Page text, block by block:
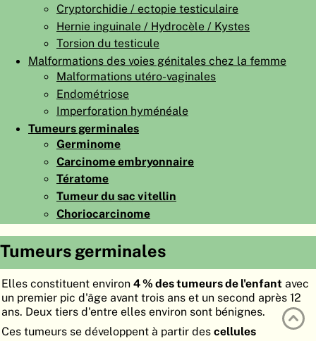
ORGANOGÉNÈSE
ATLAS
RECHERCHER
Cryptorchidie / ectopie testiculaire
Hernie inguinale / Hydrocèle / Kystes
Torsion du testicule
Malformations des voies génitales chez la femme
Malformations utéro-vaginales
Endométriose
Imperforation hyménéale
Tumeurs germinales
Germinome
Carcinome embryonnaire
Tératome
Tumeur du sac vitellin
Choriocarcinome
Tumeurs germinales
Elles constituent environ 4 % des tumeurs de l'enfant avec
un premier pic d'âge avant trois ans et un second après 12
ans. Deux tiers d'entre elles environ sont bénignes.
Ces tumeurs se développent à partir des cellules